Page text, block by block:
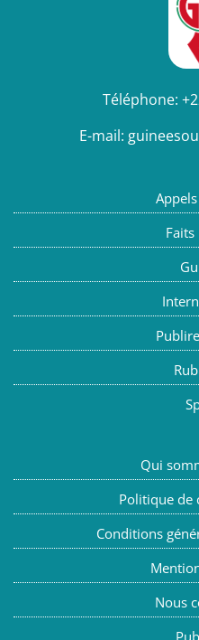
Téléphone:
E-mail:
Qui
Politique de
Conditions
Nous